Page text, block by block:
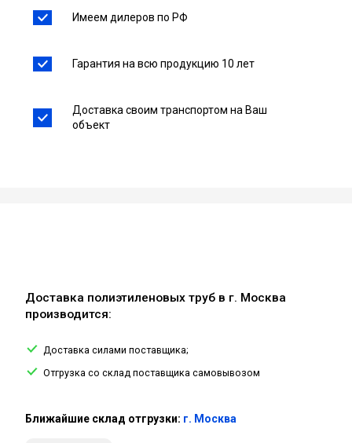
Имеем дилеров по РФ
Гарантия на всю продукцию 10 лет
Доставка своим транспортом на Ваш
объект
Доставка полиэтиленовых труб в г. Москва
производится:
Доставка силами поставщика;
Отгрузка со склад поставщика самовывозом
Ближайшие склад отгрузки: г. Москва